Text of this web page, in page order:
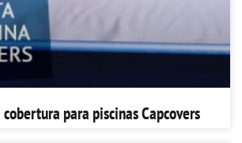
para piscinas Capcovers